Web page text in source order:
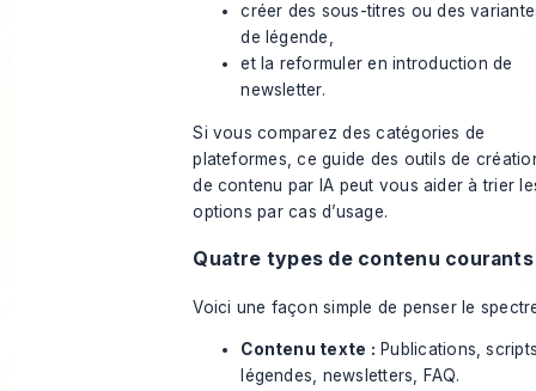
créer des sous-titres ou des
de légende,
et la reformuler en introduction de
newsletter.
Si vous comparez des catégories de
plateformes, ce guide des outils de
de contenu par IA peut vous aider à trier
options par cas d’usage.
Quatre types de contenu courants
Voici une façon simple de penser le
Contenu texte : Publications,
légendes, newsletters, FAQ.